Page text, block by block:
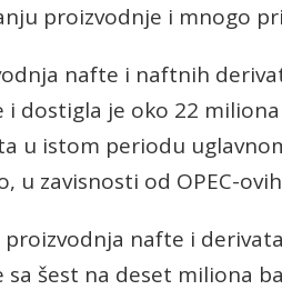
proizvodnje i mnogo
nafte i naftnih
i dostigla je oko 22
u istom periodu
u zavisnosti od OPEC-
proizvodnja nafte i
sa šest na deset miliona